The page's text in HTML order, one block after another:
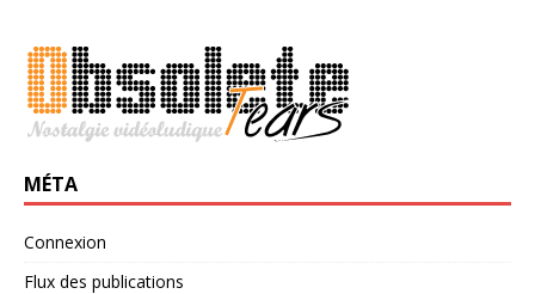
MÉTA
Connexion
Flux des publications